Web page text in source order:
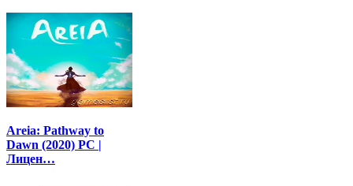
Areia: Pathway to
Dawn (2020) PC |
Лицен…